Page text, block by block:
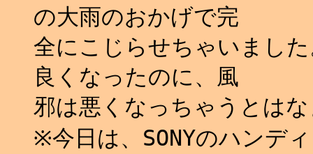
の大雨のおかげで完
全にこじらせちゃいまし
良くなったのに、風
邪は悪くなっちゃうと
※今日は、SONYのハンデ